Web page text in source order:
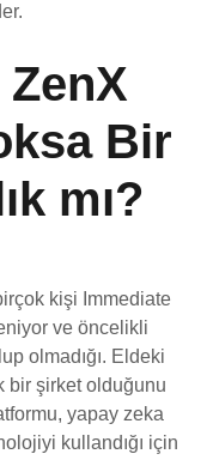
Bir
mı?
kişi Immediate
ve öncelikli
olmadığı. Eldeki
bir şirket olduğunu
yapay zeka
kullandığı için